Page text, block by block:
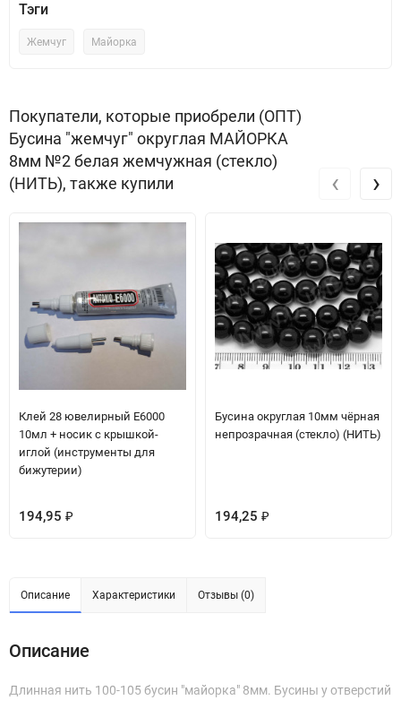
Тэги
Жемчуг Майорка
Покупатели, которые приобрели (ОПТ)
Бусина "жемчуг" округлая МАЙОРКА
8мм №2 белая жемчужная (стекло)
(НИТЬ), также купили
Клей 28 ювелирный E6000
10мл + носик с крышкой-
иглой (инструменты для
бижутерии)
194,95 ₽
Бусина округлая 10мм чёрная
непрозрачная (стекло) (НИТЬ)
194,25 ₽
‹ ›
Описание Характеристики Отзывы (0)
Описание
Длинная нить 100-105 бусин "майорка" 8мм. Бусины у отверстий